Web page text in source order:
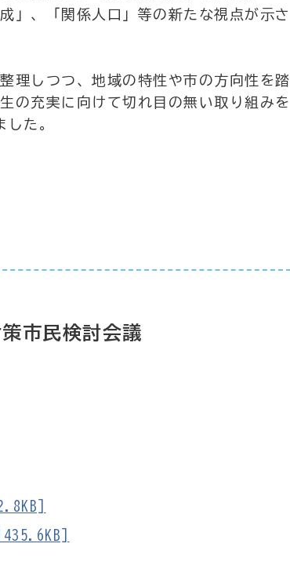
」、「関係人口」等の新たな視点が示さ
理しつつ、地域の特性や市の方向性を踏
の充実に向けて切れ目の無い取り組みを
た。
市民検討会議